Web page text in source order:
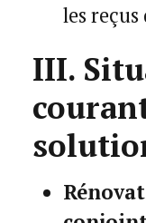
les
III.